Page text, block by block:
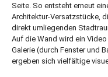
Seite. So entsteht erneut
Architektur-Versatzstücke,
direkt umliegenden
Auf die Wand wird ein
Galerie (durch Fenster und
ergeben sich vielfältige